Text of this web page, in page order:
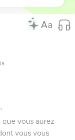
vous aurez
vous vous